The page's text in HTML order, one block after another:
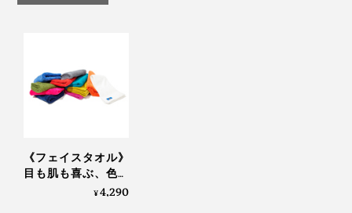
ネイビーは、ゴッホが
た『アイリス』の青から。
《フェイスタオル》
目も肌も喜ぶ、色鮮
やかなオーガニック
¥4,290